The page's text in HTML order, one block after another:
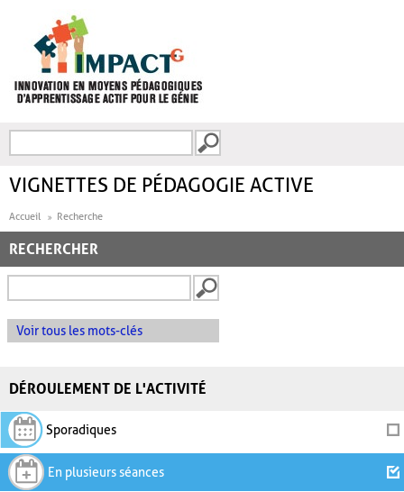
FORMULAIRE DE
VIGNETTES DE PÉDAGOGIE ACTIVE
Accueil Recherche
RECHERCHER
Voir tous les mots-clés
DÉROULEMENT DE L'ACTIVITÉ
Sporadiques
En plusieurs séances